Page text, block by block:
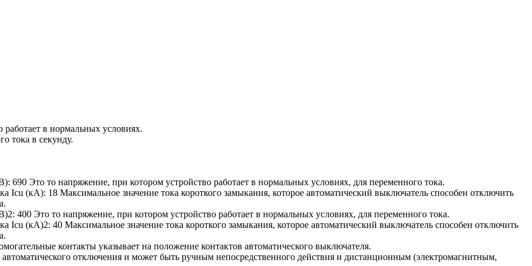
работает в нормальных условиях.
тока в секунду.
690 Это то напряжение, при котором устройство работает в нормальных условиях, для переменного тока.
Icu (кА): 18 Максимальное значение тока короткого замыкания, которое автоматический выключатель способен отключить
400 Это то напряжение, при котором устройство работает в нормальных условиях, для переменного тока.
Icu (кА)2: 40 Максимальное значение тока короткого замыкания, которое автоматический выключатель способен отключить
контакты указывает на положение контактов автоматического выключателя.
отключения и может быть ручным непосредственного действия и дистанционным (электромагнитным,